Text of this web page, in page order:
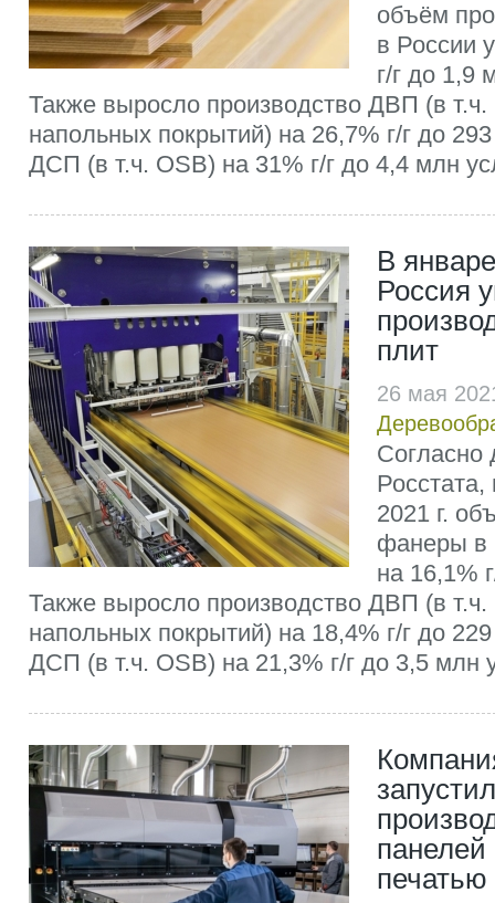
объём
в России
г/г до 1,9
Также выросло производство ДВП (в т.ч.
напольных покрытий) на 26,7% г/г до
ДСП (в т.ч. OSB) на 31% г/г до 4,4 млн
В
Россия
плит
26 мая
Согласно
2021 г.
фанеры в
на 16,1%
Также выросло производство ДВП (в т.ч.
напольных покрытий) на 18,4% г/г до
ДСП (в т.ч. OSB) на 21,3% г/г до 3,5 млн
печатью